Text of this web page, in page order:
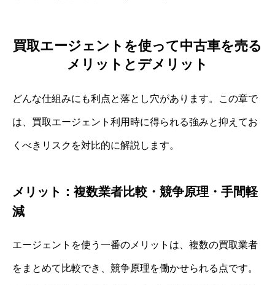
買取エージェントを使って中古車を売る
メリットとデメリット
どんな仕組みにも利点と落とし穴があります。この章で
は、買取エージェント利用時に得られる強みと抑えてお
くべきリスクを対比的に解説します。
メリット：複数業者比較・競争原理・手間軽
減
エージェントを使う一番のメリットは、複数の買取業者
をまとめて比較でき、競争原理を働かせられる点です。